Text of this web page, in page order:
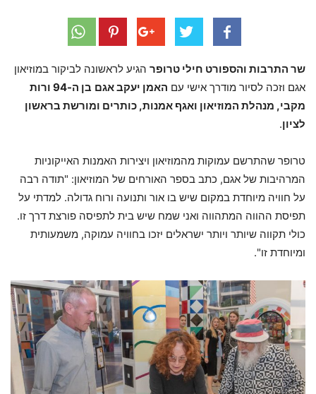
שר התרבות והספורט חילי טרופר הגיע לראשונה לביקור במוזיאון
אגם וזכה לסיור מודרך אישי עם האמן יעקב אגם
בן ה-94 ורות
מקבי, מנהלת המוזיאון ואגף אמנות, כותרים ומורשת בראשון
לציון.
טרופר שהתרשם עמוקות מהמוזיאון ויצירות האמנות האייקוניות
המרהיבות של אגם, כתב בספר האורחים של המוזיאון: "תודה רבה
על חוויה מיוחדת במקום שיש בו אור ותנועה ורוח גדולה. למדתי על
תפיסת ההווה המתהווה ואני שמח שיש בית לתפיסה פורצת דרך זו.
כולי תקווה שיותר ויותר ישראלים יזכו בחוויה עמוקה, משמעותית
ומיוחדת זו".